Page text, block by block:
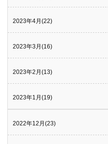
2023年4月(22)
2023年3月(16)
2023年2月(13)
2023年1月(19)
2022年12月(23)